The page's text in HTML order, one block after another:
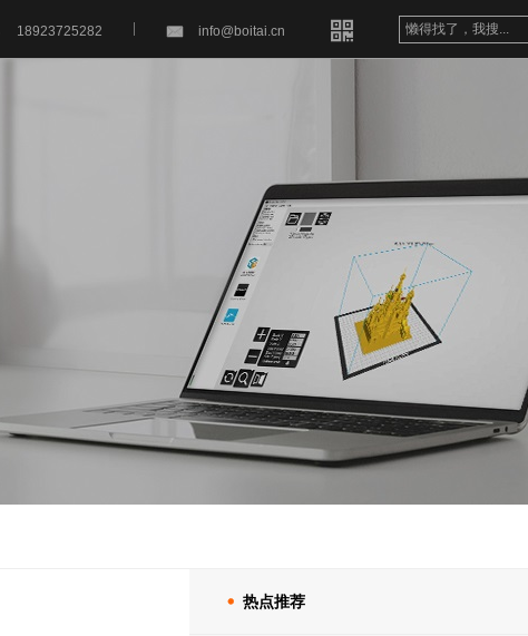

 info@boitai.cn
18923725282
 热点推荐